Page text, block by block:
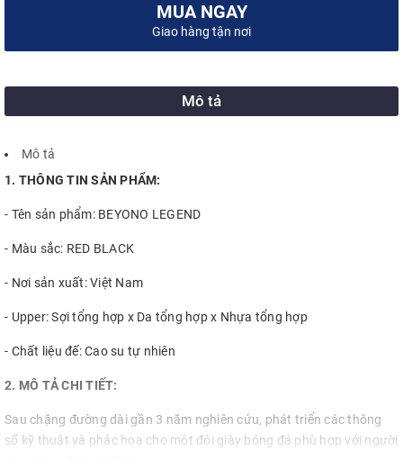
MUA NGAY
Giao hàng tận nơi
Mô tả
Mô tả
1. THÔNG TIN SẢN PHẨM:
- Tên sản phẩm: BEYONO LEGEND
- Màu sắc: RED BLACK
- Nơi sản xuất: Việt Nam
- Upper: Sợi tổng hợp x Da tổng hợp x Nhựa tổng hợp
- Chất liệu đế: Cao su tự nhiên
2. MÔ TẢ CHI TIẾT:
Sau chặng đường dài gần 3 năm nghiên cứu, phát triển các thông
số kỹ thuật và phác hoạ cho một đôi giày bóng đá phù hợp với người